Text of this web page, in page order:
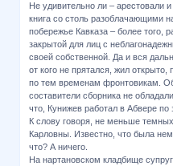
Не удивительно ли – арестовали
книга со столь разоблачающими
побережье Кавказа – более того,
закрытой для лиц с
своей собственной. Да и вся
от кого не прятался, жил
по тем временам фронтовикам.
составители сборника не
что, Кунижев работал в Абвере по
К слову говоря, не меньше
Карловны. Известно, что была
что? А ничего.
На нартановском кладбище